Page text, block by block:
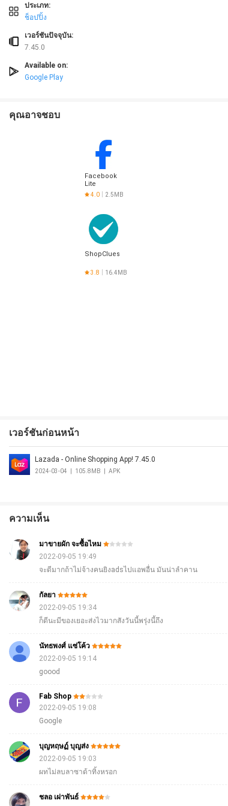
*DISCLAIMER*
เมื่อเร็วๆ นี้ เราได้รับการแจ้งเตือนว่าแอปพลิชันของเราถูกโปรโมทใ
ขอประณามการกระทำดังกล่าว
หากคุณพบปัญหาเหล่านี้ โปรดรายงานเข้ามาที่เรา พร้อมคัดลอกลิงค์ขอ
ลาซาด้ายอมรับและรับทราบว่าบริษัท Apple Inc ไม่ได้เป็นสปอนเซอร์ห
การเล่น" และ "นโยบาย" ที่แอปพลิเคชันลาซาด้า
ประเภท:
ช็อปปิ้ง
เวอร์ชันปัจจุบัน:
7.45.0
Available on:
Google Play
คุณอาจชอบ
Facebook
Lite
4.0 2.5MB
ShopClues
3.8 16.4MB
เวอร์ชันก่อนหน้า
Lazada - Online Shopping App! 7.45.0
2024-03-04 105.8MB APK
ความเห็น
มาขายผัก จะซื้อไหม
2022-09-05 19:49
จะดีมากถ้าไม่จ้างคนยิงadsไปแอพอื่น มันน่าลำคาน
กัลยา
2022-09-05 19:34
ก็ดีนะมีของเยอะส่งไวมากสังวันนี้พรุ่งนี้ถึง
นัทธพงศ์ แซ่โค้ว
2022-09-05 19:14
goood
Fab Shop
2022-09-05 19:08
Google​
บุญหฤษฏ์ บุญส่ง
2022-09-05 19:03
ผทไม่ลบลาซาด้าทิ้งหรอก
ชลอ เผ่าพันธ์